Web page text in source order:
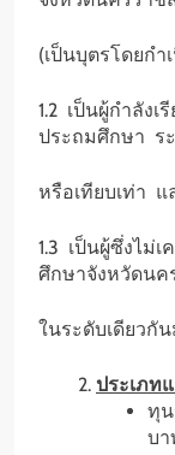
(เป็นบุตรโดยกำ
1.2 เป็นผู้กำลัง
ประถมศึกษา ร
หรือเทียบเท่า
1.3 เป็นผู้ซึ่งไม่
ศึกษาจังหวัดนค
ในระดับเดียวกั
ประเภท
ทุ
บ